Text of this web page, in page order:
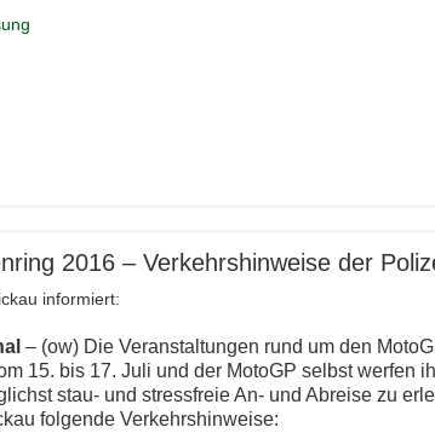
2016 – Verkehrshinweise der
informiert:
– (ow) Die Veranstaltungen rund um den
15. bis 17. Juli und der MotoGP selbst werfen
stau- und stressfreie An- und Abreise zu
folgende Verkehrshinweise: